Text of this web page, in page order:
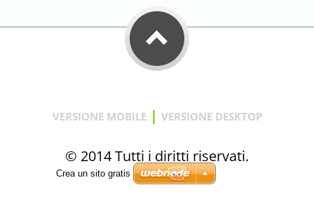
VERSIONE MOBILE | VERSIONE DESKTOP
© 2014 Tutti i diritti riservati.
Crea un sito gratis